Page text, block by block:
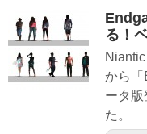
る！
から「
ータ
た。